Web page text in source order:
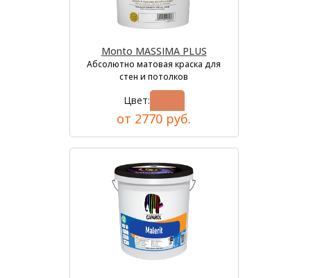
Monto MASSIMA PLUS
Абсолютно матовая краска для
стен и потолков
Цвет:
от 2770 руб.